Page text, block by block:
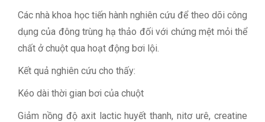
Các nhà khoa học tiến hành nghiên cứu để theo dõi công
dụng của đông trùng hạ thảo đối với chứng mệt mỏi thể
chất ở chuột qua hoạt động bơi lội.
Kết quả nghiên cứu cho thấy:
Kéo dài thời gian bơi của chuột
Giảm nồng độ axit lactic huyết thanh, nitơ urê, creatine